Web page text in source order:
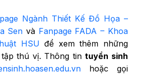
Ngành Thiết Kế Đồ Họa –
Sen và Fanpage FADA – Khoa
HSU để xem thêm những
thú vị. Thông tintuyển sinh
hoặc gọi